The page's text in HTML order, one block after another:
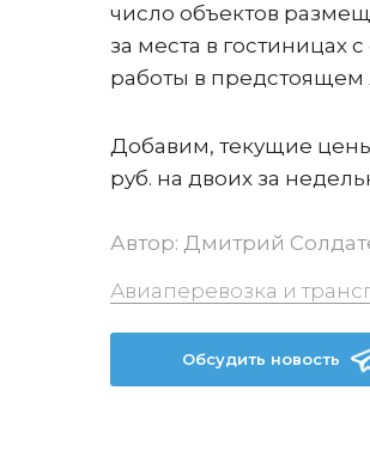
число объектов
за места в
работы в предстоящем
Добавим, текущие
руб. на двоих за
Автор: Дмитрий
Авиаперевозка и
Обсудить новость